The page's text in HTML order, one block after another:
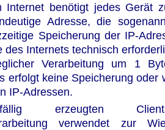
Internet benötigt jedes Gerät
Adresse, die
Speicherung der IP-
des Internets technisch
Verarbeitung um 1
erfolgt keine Speicherung oder
IP-Adressen.
erzeugten
verwendet zur